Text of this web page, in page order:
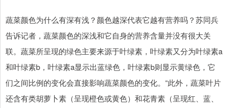
蔬菜颜色为什么有深有浅？颜色越深代表它越有营养吗？苏同兵
告诉记者，蔬菜颜色的深浅和它自身的营养含量并没有很大关
联。蔬菜所呈现的绿色主要来源于叶绿素，叶绿素又分为叶绿素a
和叶绿素b，叶绿素a显示出蓝绿色，叶绿素b则显示黄绿色，它
们之间比例的变化会直接影响蔬菜颜色的变化。“此外，蔬菜叶片
还含有类胡萝卜素（呈现橙色或黄色）和花青素（呈现红、蓝、